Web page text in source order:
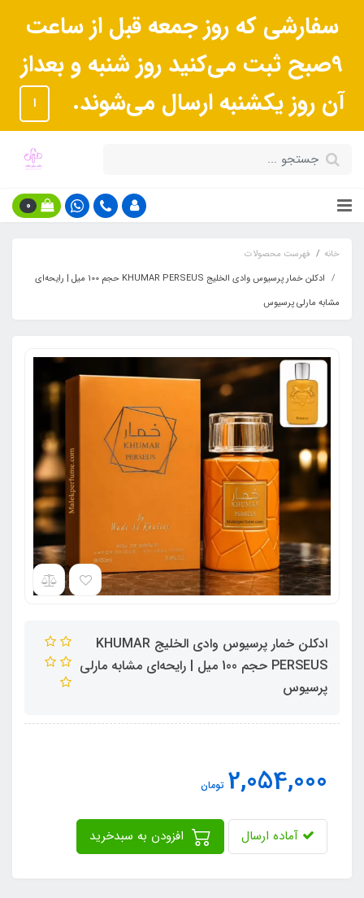
سفارشی که روز جمعه قبل از ساعت
9صبح ثبت می‌کنید روز شنبه و بعداز
آن روز یکشنبه ارسال می‌شوند.
ا
0
خانه
فهرست محصولات
ادکلن خمار پرسیوس وادی الخلیج KHUMAR PERSEUS حجم 100 میل | رایحه‌ای
مشابه مارلی پرسیوس
ادکلن خمار پرسیوس وادی الخلیج KHUMAR
PERSEUS حجم 100 میل | رایحه‌ای مشابه مارلی
پرسیوس
2,054,000 تومان
آماده ارسال